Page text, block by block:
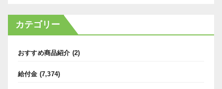
カテゴリー
おすすめ商品紹介 (2)
給付金 (7,374)